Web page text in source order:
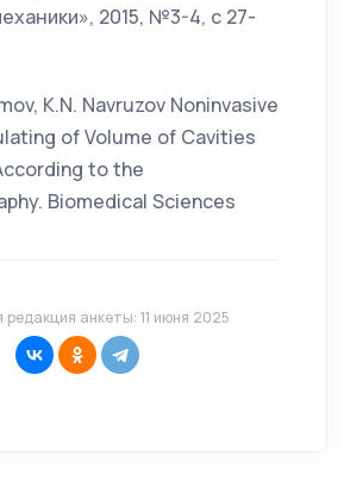
2015, №3-4, с 27-
K.N. Navruzov Noninvasive
of Volume of Cavities
to the
Biomedical Sciences
редакция анкеты: 11 июня 2025